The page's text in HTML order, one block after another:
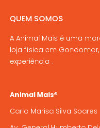
QUEM SOMOS
A Animal Mais é uma
loja física em
experiência .
Animal Mais®
Carla Marisa Silva Soares